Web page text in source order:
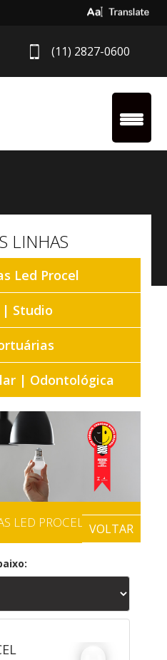
Select
(11) 2827-0600
LINHAS
Led Procel
| Studio
| Odontológica
LED PROCEL VOLTAR